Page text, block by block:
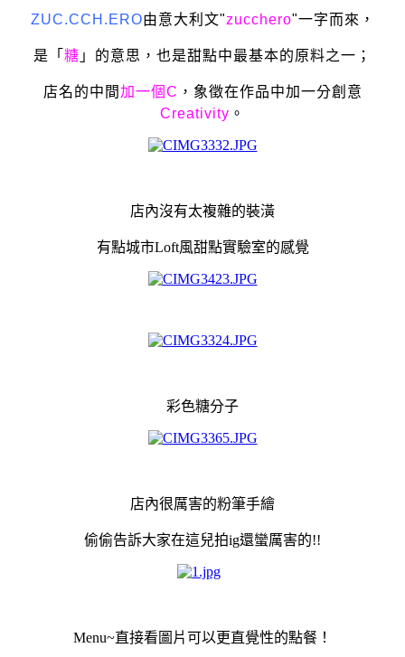
ZUC.CCH.ERO由意大利文"zucchero"一字而來，
是「 糖 」的意思，也是甜點中最基本的原料之一；
店名的中間加一個C ，象徵在作品中加一分創意
Creativity 。
店內沒有太複雜的裝潢
有點城市Loft風甜點實驗室的感覺
彩色糖分子
店內很厲害的粉筆手繪
偷偷告訴大家在這兒拍ig還蠻厲害的!!
Menu~直接看圖片可以更直覺性的點餐！